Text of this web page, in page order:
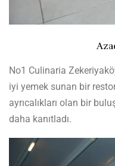
No1 Culinaria
iyi yemek sunan bir
ayrıcalıkları olan bir
daha kanıtladı.